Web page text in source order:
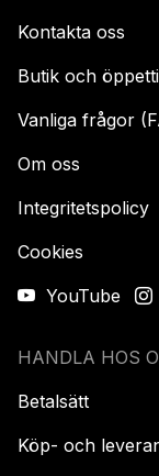
Kontakta oss
Butik och
Vanliga frågor
Om oss
Integritetspolicy
Cookies
YouTube
HANDLA HOS
Betalsätt
Köp- och